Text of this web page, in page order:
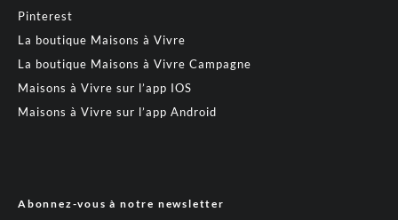
Pinterest
La boutique Maisons à Vivre
La boutique Maisons à Vivre Campagne
Maisons à Vivre sur l’app IOS
Maisons à Vivre sur l’app Android
Abonnez-vous à notre newsletter